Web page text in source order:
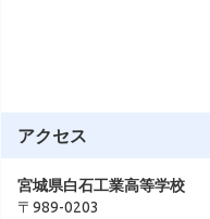
アクセス
宮城県白石工業高等学校
〒989-0203